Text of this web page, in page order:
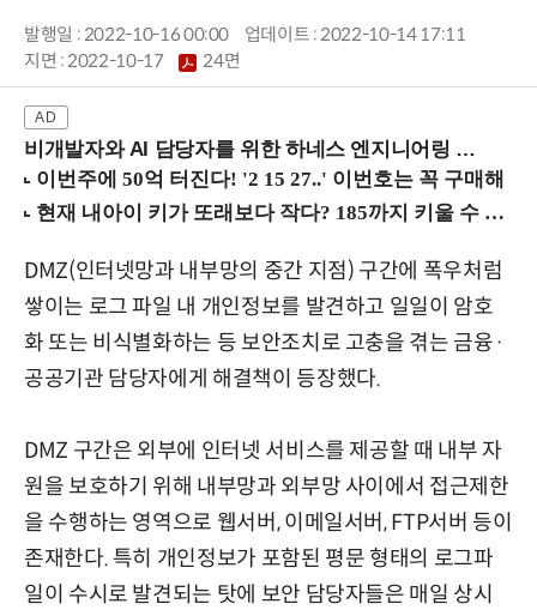
발행일 : 2022-10-16 00:00
업데이트 : 2022-10-14 17:11
지면 :2022-10-17 24면
비개발자와 AI 담당자를 위한 하네스 엔지니어링 입문과정 (8/20 신논현역)
DMZ(인터넷망과 내부망의 중간 지점) 구간에 폭우처럼
쌓이는 로그 파일 내 개인정보를 발견하고 일일이 암호
화 또는 비식별화하는 등 보안조치로 고충을 겪는 금융·
공공기관 담당자에게 해결책이 등장했다.
DMZ 구간은 외부에 인터넷 서비스를 제공할 때 내부 자
원을 보호하기 위해 내부망과 외부망 사이에서 접근제한
을 수행하는 영역으로 웹서버, 이메일서버, FTP서버 등이
존재한다. 특히 개인정보가 포함된 평문 형태의 로그파
일이 수시로 발견되는 탓에 보안 담당자들은 매일 상시